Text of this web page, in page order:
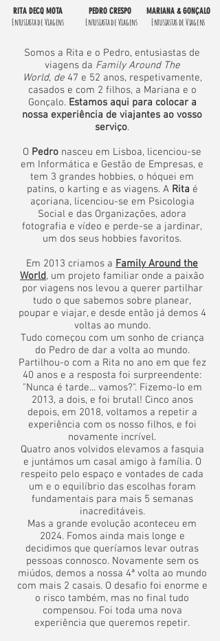
RITA DECQ MOTA PEDRO CRESPO MARIANA & GONÇALO
Entusiasta de Viagens Entusiasta de Viagens Entusiastas de Viagens
Somos a Rita e o Pedro, entusiastas de
viagens da Family Around The
World, de47 e 52 anos, respetivamente,
casados e com 2 filhos, a Mariana e o
Gonçalo. Estamos aqui para colocar a
nossa experiência de viajantes ao vosso
serviço.
O Pedro nasceu em Lisboa, licenciou-se
em Informática e Gestão de Empresas, e
tem 3 grandes hobbies, o hóquei em
patins, o karting e as viagens. A Rita é
açoriana, licenciou-se em Psicologia
Social e das Organizações, adora
fotografia e vídeo e perde-se a jardinar,
um dos seus hobbies favoritos.
Em 2013 criamos a Family Around the
World, um projeto familiar onde a paixão
por viagens nos levou a querer partilhar
tudo o que sabemos sobre planear,
poupar e viajar, e desde então já demos 4
voltas ao mundo.
Tudo começou com um sonho de criança
do Pedro de dar a volta ao mundo.
Partilhou-o com a Rita no ano em que fez
40 anos e a resposta foi surpreendente:
"Nunca é tarde... vamos?". Fizemo-lo em
2013, a dois, e foi brutal! Cinco anos
depois, em 2018, voltamos a repetir a
experiência com os nosso filhos, e foi
novamente incrível.
Quatro anos volvidos elevamos a fasquia
e juntámos um casal amigo à família. O
respeito pelo espaço e vontades de cada
um e o equilíbrio das escolhas foram
fundamentais para mais 5 semanas
inacreditáveis.
​Mas a grande evolução aconteceu em
2024. Fomos ainda mais longe e
decidimos que queríamos levar outras
pessoas connosco. Novamente sem os
miúdos, demos a nossa 4ª volta ao mundo
com mais 2 casais. O desafio foi enorme e
o risco também, mas no final tudo
compensou. Foi toda uma nova
experiência que queremos repetir.